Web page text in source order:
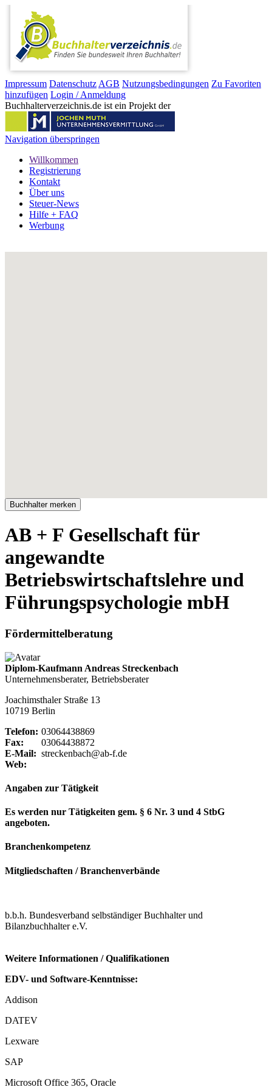
Impressum Datenschutz AGB Nutzungsbedingungen Zu Favoriten
hinzufügen Login / Anmeldung
Buchhalterverzeichnis.de ist ein Projekt der
Navigation überspringen
Willkommen
Registrierung
Kontakt
Über uns
Steuer-News
Hilfe + FAQ
Werbung
AB + F Gesellschaft für
angewandte
Betriebswirtschaftslehre und
Führungspsychologie mbH
Fördermittelberatung
Diplom-Kaufmann Andreas Streckenbach
Unternehmensberater, Betriebsberater
Joachimsthaler Straße 13
10719 Berlin
Telefon: 03064438869
Fax:
03064438872
E-Mail: streckenbach@ab-f.de
Web:
Angaben zur Tätigkeit
Es werden nur Tätigkeiten gem. § 6 Nr. 3 und 4 StbG
angeboten.
Branchenkompetenz
Mitgliedschaften / Branchenverbände
b.b.h. Bundesverband selbständiger Buchhalter und
Bilanzbuchhalter e.V.
Weitere Informationen / Qualifikationen
EDV- und Software-Kenntnisse:
Addison
DATEV
Lexware
SAP
Microsoft Office 365, Oracle